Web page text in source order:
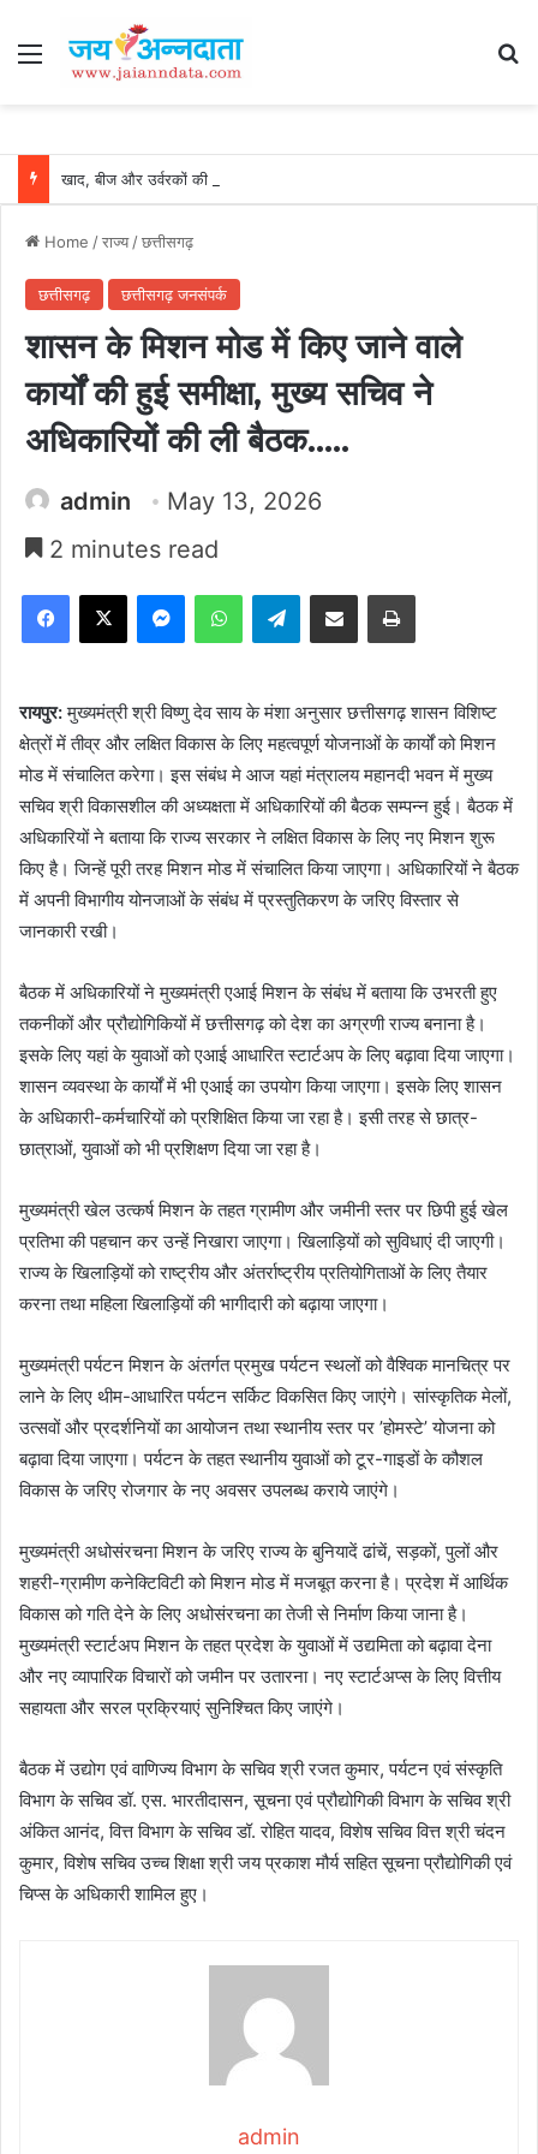
Menu
Home /राज्य/छत्तीसगढ़
छत्तीसगढ़ छत्तीसगढ़ जनसंपर्क
शासन के मिशन मोड में किए जाने वाले
कार्यों की हुई समीक्षा, मुख्य सचिव ने
अधिकारियों की ली बैठक…..
admin
May 13, 2026
2 minutes read
Facebook
X MessengerWhatsAppTelegramShare via Email Print
रायपुर:मुख्यमंत्री श्री विष्णु देव साय के मंशा अनुसार छत्तीसगढ़ शासन विशिष्ट
क्षेत्रों में तीव्र और लक्षित विकास के लिए महत्वपूर्ण योजनाओं के कार्यों को मिशन
मोड में संचालित करेगा। इस संबंध मे आज यहां मंत्रालय महानदी भवन में मुख्य
सचिव श्री विकासशील की अध्यक्षता में अधिकारियों की बैठक सम्पन्न हुई। बैठक में
अधिकारियों ने बताया कि राज्य सरकार ने लक्षित विकास के लिए नए मिशन शुरू
किए है। जिन्हें पूरी तरह मिशन मोड में संचालित किया जाएगा। अधिकारियों ने बैठक
में अपनी विभागीय योनजाओं के संबंध में प्रस्तुतिकरण के जरिए विस्तार से
जानकारी रखी।
बैठक में अधिकारियों ने मुख्यमंत्री एआई मिशन के संबंध में बताया कि उभरती हुए
तकनीकों और प्रौद्योगिकियों में छत्तीसगढ़ को देश का अग्रणी राज्य बनाना है।
इसके लिए यहां के युवाओं को एआई आधारित स्टार्टअप के लिए बढ़ावा दिया जाएगा।
शासन व्यवस्था के कार्यों में भी एआई का उपयोग किया जाएगा। इसके लिए शासन
के अधिकारी-कर्मचारियों को प्रशिक्षित किया जा रहा है। इसी तरह से छात्र-
छात्राओं, युवाओं को भी प्रशिक्षण दिया जा रहा है।
मुख्यमंत्री खेल उत्कर्ष मिशन के तहत ग्रामीण और जमीनी स्तर पर छिपी हुई खेल
प्रतिभा की पहचान कर उन्हें निखारा जाएगा। खिलाड़ियों को सुविधाएं दी जाएगी।
राज्य के खिलाड़ियों को राष्ट्रीय और अंतर्राष्ट्रीय प्रतियोगिताओं के लिए तैयार
करना तथा महिला खिलाड़ियों की भागीदारी को बढ़ाया जाएगा।
मुख्यमंत्री पर्यटन मिशन के अंतर्गत प्रमुख पर्यटन स्थलों को वैश्विक मानचित्र पर
लाने के लिए थीम-आधारित पर्यटन सर्किट विकसित किए जाएंगे। सांस्कृतिक मेलों,
उत्सवों और प्रदर्शनियों का आयोजन तथा स्थानीय स्तर पर ’होमस्टे’ योजना को
बढ़ावा दिया जाएगा। पर्यटन के तहत स्थानीय युवाओं को टूर-गाइडों के कौशल
विकास के जरिए रोजगार के नए अवसर उपलब्ध कराये जाएंगे।
मुख्यमंत्री अधोसंरचना मिशन के जरिए राज्य के बुनियादें ढांचें, सड़कों, पुलों और
शहरी-ग्रामीण कनेक्टिविटी को मिशन मोड में मजबूत करना है। प्रदेश में आर्थिक
विकास को गति देने के लिए अधोसंरचना का तेजी से निर्माण किया जाना है।
मुख्यमंत्री स्टार्टअप मिशन के तहत प्रदेश के युवाओं में उद्यमिता को बढ़ावा देना
और नए व्यापारिक विचारों को जमीन पर उतारना। नए स्टार्टअप्स के लिए वित्तीय
सहायता और सरल प्रक्रियाएं सुनिश्चित किए जाएंगे।
बैठक में उद्योग एवं वाणिज्य विभाग के सचिव श्री रजत कुमार, पर्यटन एवं संस्कृति
विभाग के सचिव डॉ. एस. भारतीदासन, सूचना एवं प्रौद्योगिकी विभाग के सचिव श्री
अंकित आनंद, वित्त विभाग के सचिव डॉ. रोहित यादव, विशेष सचिव वित्त श्री चंदन
कुमार, विशेष सचिव उच्च शिक्षा श्री जय प्रकाश मौर्य सहित सूचना प्रौद्योगिकी एवं
चिप्स के अधिकारी शामिल हुए।
admin